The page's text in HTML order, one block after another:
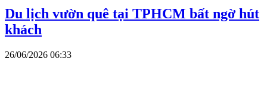
Du lịch vườn quê tại TPHCM bất ngờ hút
khách
26/06/2026 06:33